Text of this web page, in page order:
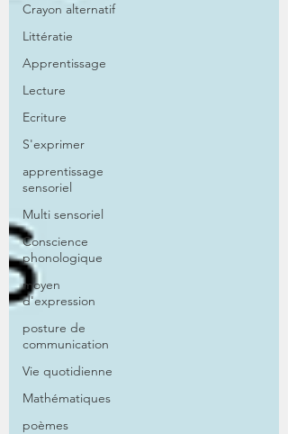
Crayon alternatif
Littératie
Apprentissage
Lecture
Ecriture
S'exprimer
apprentissage
sensoriel
Multi sensoriel
Conscience
phonologique
moyen
d'expression
posture de
communication
Vie quotidienne
Mathématiques
poèmes